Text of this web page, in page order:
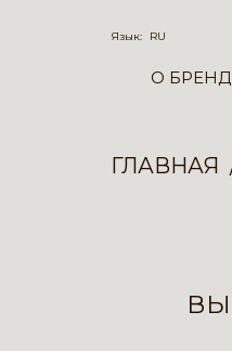
Язык: RU
О
ГЛАВНАЯ